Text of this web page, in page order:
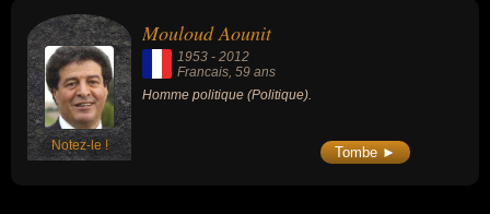
Notez-le !
Mouloud Aounit
1953 - 2012
Francais, 59 ans
Homme politique (Politique).
Tombe ►